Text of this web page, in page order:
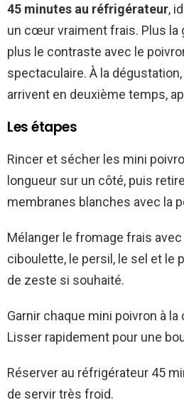
45 minutes au réfrigérateur,
un cœur vraiment frais. Plus la
plus le contraste avec le
spectaculaire. À la
arrivent en deuxième temps,
Les étapes
Rincer et sécher les mini
longueur sur un côté, puis
membranes blanches avec la
Mélanger le fromage frais
ciboulette, le persil, le sel et le
de zeste si souhaité.
Garnir chaque mini poivron à la
Lisser rapidement pour une
Réserver au réfrigérateur 45
de servir très froid.